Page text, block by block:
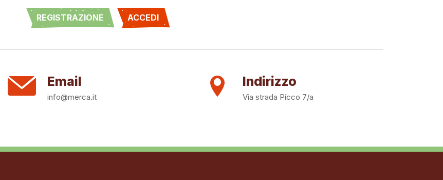
REGISTRAZIONE ACCEDI
Email
info@merca.it
Indirizzo
Via strada Picco 7/a